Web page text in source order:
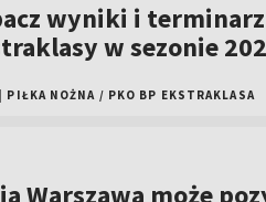
wyniki i terminarz
w sezonie
PIŁKA NOŻNA / PKO BP EKSTRAKLASA
Warszawa może